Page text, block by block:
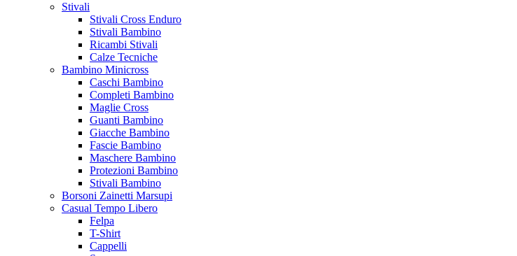
Stivali
Stivali Cross Enduro
Stivali Bambino
Ricambi Stivali
Calze Tecniche
Bambino Minicross
Caschi Bambino
Completi Bambino
Maglie Cross
Guanti Bambino
Giacche Bambino
Fascie Bambino
Maschere Bambino
Protezioni Bambino
Stivali Bambino
Borsoni Zainetti Marsupi
Casual Tempo Libero
Felpa
T-Shirt
Cappelli